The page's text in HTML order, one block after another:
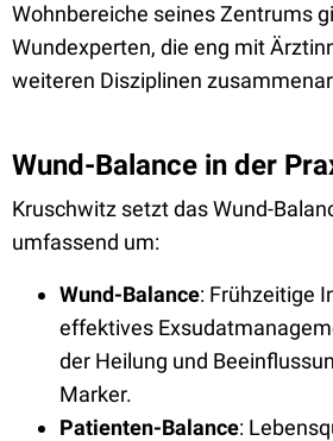
Wohnbereiche seines Zentrums
Wundexperten, die eng mit
weiteren Disziplinen
Wund-Balance in der
Kruschwitz setzt das Wund-
umfassend um:
Wund-Balance: Frühzeitige
effektives
der Heilung und
Marker.
Patienten-Balance: